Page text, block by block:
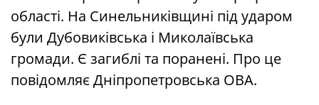
області. На Синельниківщині під ударом
були Дубовиківська і Миколаївська
громади. Є загиблі та поранені. Про це
повідомляє Дніпропетровська ОВА.